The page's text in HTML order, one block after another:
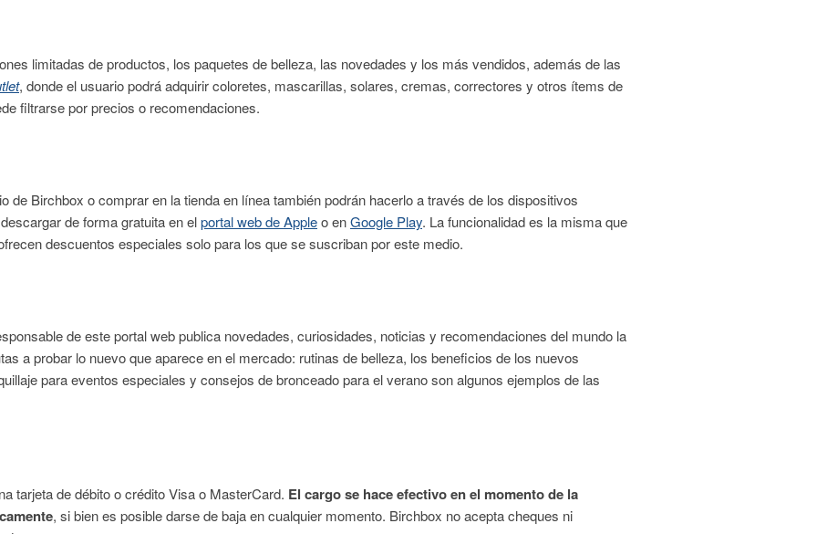
limitadas de productos, los paquetes de belleza, las novedades y los más vendidos, además de las
, donde el usuario podrá adquirir coloretes, mascarillas, solares, cremas, correctores y otros ítems de
filtrarse por precios o recomendaciones.
de Birchbox o comprar en la tienda en línea también podrán hacerlo a través de los dispositivos
de forma gratuita en elportal web de Appleo enGoogle Play. La funcionalidad es la misma que
descuentos especiales solo para los que se suscriban por este medio.
de este portal web publica novedades, curiosidades, noticias y recomendaciones del mundo la
a probar lo nuevo que aparece en el mercado: rutinas de belleza, los beneficios de los nuevos
para eventos especiales y consejos de bronceado para el verano son algunos ejemplos de las
tarjeta de débito o crédito Visa o MasterCard. El cargo se hace efectivo en el momento de la
, si bien es posible darse de baja en cualquier momento. Birchbox no acepta cheques ni